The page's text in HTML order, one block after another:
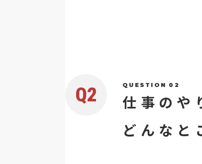
Q2 QUESTION 02
仕事のや
どんなと